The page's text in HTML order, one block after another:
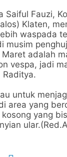
Saiful Fauzi,
Klaten,
waspada
musim
adalah
vespa, jadi
Raditya.
untuk
area yang
yang